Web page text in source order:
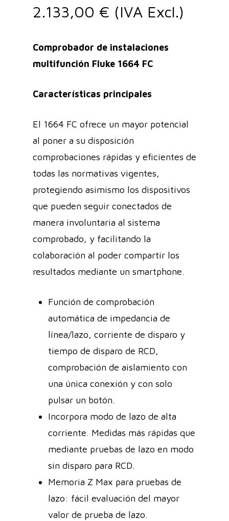
2.133,00 € (IVA Excl.)
Comprobador de instalaciones
multifunción Fluke 1664 FC
Características principales
El 1664 FC ofrece un mayor potencial
al poner a su disposición
comprobaciones rápidas y eficientes de
todas las normativas vigentes,
protegiendo asimismo los dispositivos
que pueden seguir conectados de
manera involuntaria al sistema
comprobado, y facilitando la
colaboración al poder compartir los
resultados mediante un smartphone.
Función de comprobación
automática de impedancia de
línea/lazo, corriente de disparo y
tiempo de disparo de RCD,
comprobación de aislamiento con
una única conexión y con solo
pulsar un botón.
Incorpora modo de lazo de alta
corriente. Medidas más rápidas que
mediante pruebas de lazo en modo
sin disparo para RCD.
Memoria Z Max para pruebas de
lazo: fácil evaluación del mayor
valor de prueba de lazo.